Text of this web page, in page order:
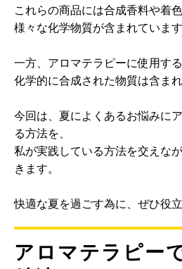
これらの商品には合成香料や着
様々な化学物質が含まれています
一方、アロマテラピーに使用す
化学的に合成された物質は含まれ
今回は、夏によくあるお悩みに
る方法を、
私が実践している方法を交えな
きます。
快適な夏を過ごす為に、ぜひ役
アロマテラピー